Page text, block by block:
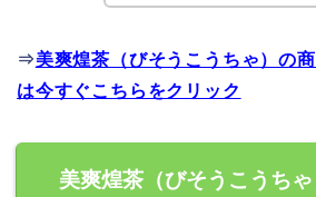
⇒美爽煌茶（びそうこうちゃ）の
は今すぐこちらをクリック
美爽煌茶（びそうこうち